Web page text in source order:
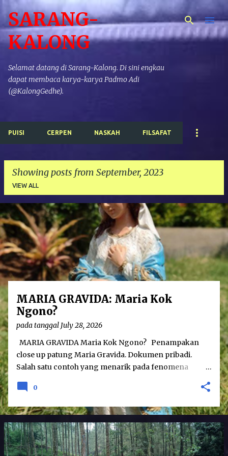
Skip to main content
SARANG-
KALONG
Selamat datang di Sarang-Kalong. Di sini engkau
dapat membaca karya-karya Padmo Adi
(@KalongGedhe).
PUISI CERPEN NASKAH FILSAFAT
Showing posts from September, 2023
VIEW ALL
P
o
s
t
s
MARIA GRAVIDA: Maria Kok
Ngono?
pada tanggal July 28, 2026
MARIA GRAVIDA Maria Kok Ngono? Penampakan
close up patung Maria Gravida. Dokumen pribadi.
Salah satu contoh yang menarik pada fenomena
Gravida. Karya tersebut menampilkan sosok Maria
patung Maria Gravida bukanlah merupakan hal yang
betul-betul baru; telah ditemukan seni patung Maria
Gravida pada tahun 1400-an di Eropa. Namun
demikian, patung yang menggambarkan perawan
0